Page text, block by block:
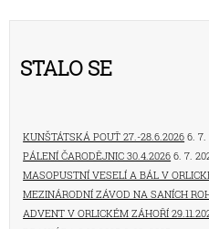
Stalo se
Kunštátská pouť 27.-28.6.20266.
Pálení čarodějnic 30.4.20266. 7.
Masopustní veselí a bál v
Mezinárodní závod na saních
Advent v Orlickém Záhoří